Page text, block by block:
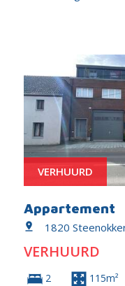
VERHUURD
Appartement
1820
VERHUURD
2 115m²